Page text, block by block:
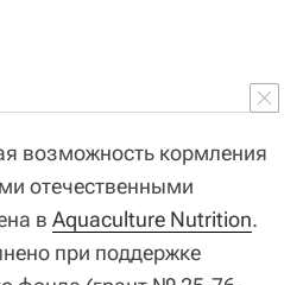
возможность кормления
отечественными
в Aquaculture Nutrition.
при поддержке